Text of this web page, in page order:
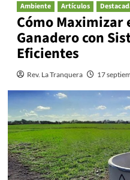
Ambiente Artículos
Cómo
Ganadero con
Eficientes
Rev. La Tranquera 17